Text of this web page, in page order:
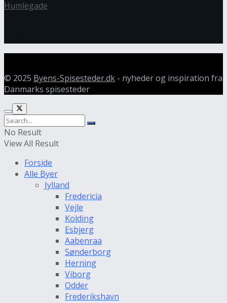
© 2025 Byens-Spisesteder.dk - nyheder og inspiration fra
Danmarks spisesteder
No Result
View All Result
Forside
Alle Byer
Jylland
Fredericia
Vejle
Kolding
Esbjerg
Aabenraa
Sønderborg
Herning
Viborg
Odder
Frederikshavn